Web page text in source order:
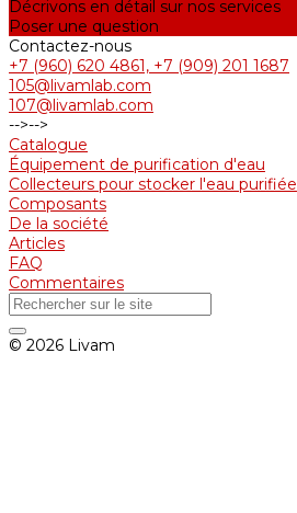
Décrivons en détail sur nos services
Poser une question
Contactez-nous
+7 (960) 620 4861, +7 (909) 201 1687
105@livamlab.com
107@livamlab.com
-->-->
Catalogue
Équipement de purification d'eau
Collecteurs pour stocker l'eau purifiée
Composants
De la société
Articles
FAQ
Commentaires
© 2026 Livam